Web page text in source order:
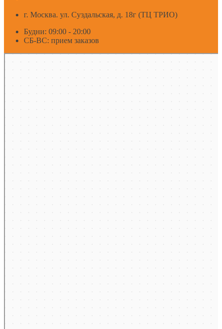
г. Москва. ул. Суздальская, д. 18г (ТЦ ТРИО)
Будни: 09:00 - 20:00
СБ-ВС: прием заказов